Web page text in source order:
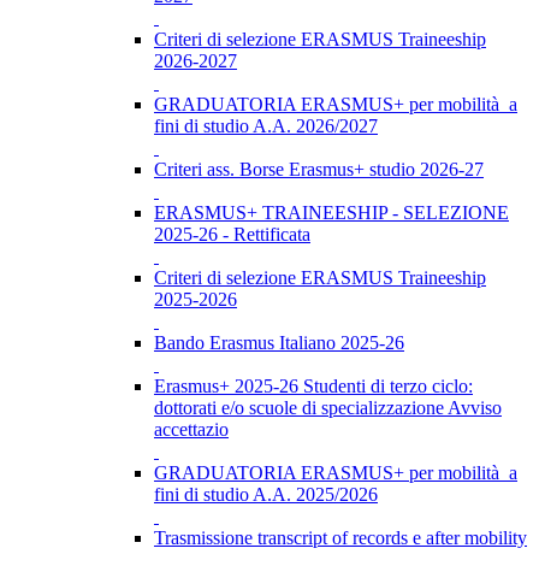
Criteri di selezione ERASMUS Traineeship
2026-2027
GRADUATORIA ERASMUS+ per mobilità a
fini di studio A.A. 2026/2027
Criteri ass. Borse Erasmus+ studio 2026-27
ERASMUS+ TRAINEESHIP - SELEZIONE
2025-26 - Rettificata
Criteri di selezione ERASMUS Traineeship
2025-2026
Bando Erasmus Italiano 2025-26
Erasmus+ 2025-26 Studenti di terzo ciclo:
dottorati e/o scuole di specializzazione Avviso
accettazio
GRADUATORIA ERASMUS+ per mobilità a
fini di studio A.A. 2025/2026
Trasmissione transcript of records e after mobility